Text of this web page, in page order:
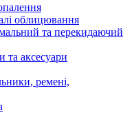
облицювання
та перекидаючий
та аксесуари
ремені,